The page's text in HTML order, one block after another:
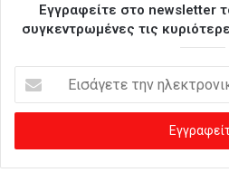
Εγγραφείτε στο newsletter
συγκεντρωμένες τις
σ
γ
ε